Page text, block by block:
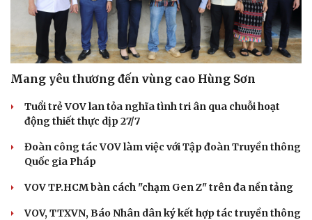
Mang yêu thương đến vùng cao Hùng Sơn
Tuổi trẻ VOV lan tỏa nghĩa tình tri ân qua chuỗi hoạt
động thiết thực dịp 27/7
Đoàn công tác VOV làm việc với Tập đoàn Truyền thông
Quốc gia Pháp
VOV TP.HCM bàn cách "chạm Gen Z" trên đa nền tảng
VOV, TTXVN, Báo Nhân dân ký kết hợp tác truyền thông